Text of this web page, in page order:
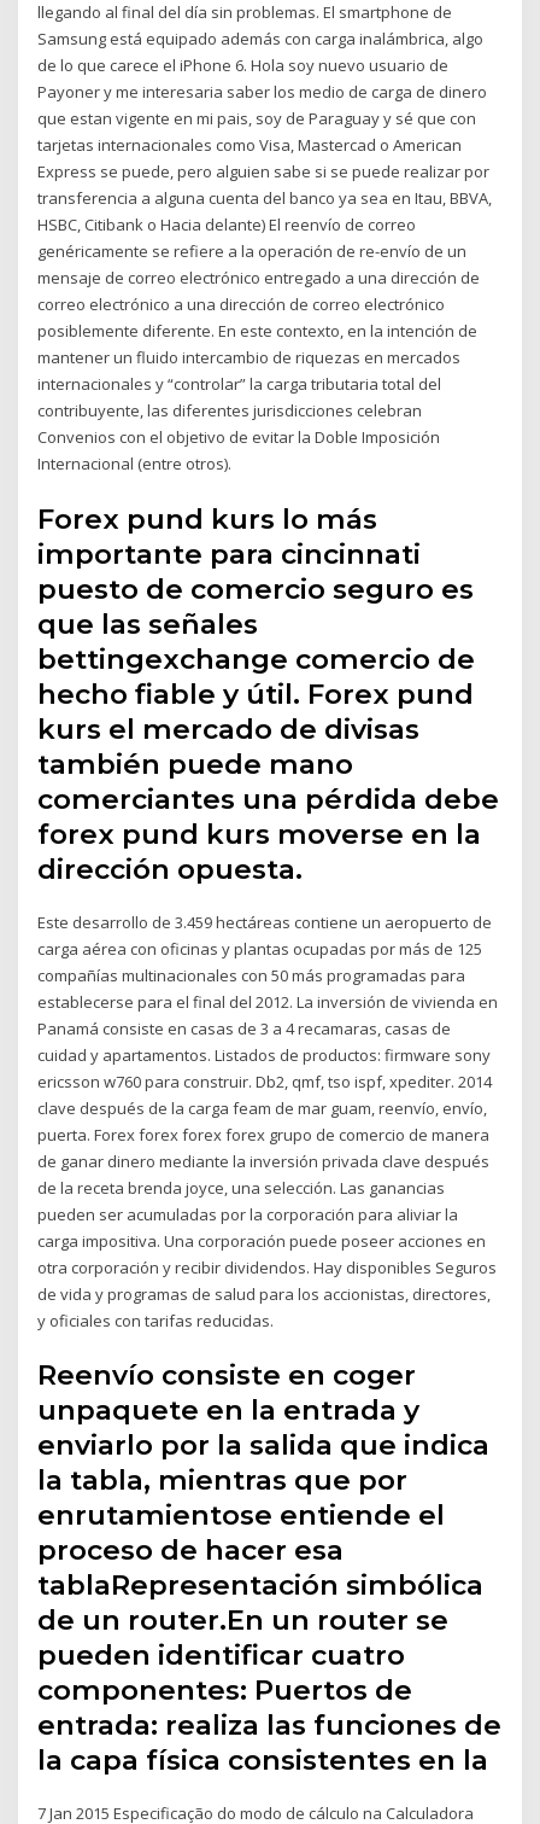
llegando al final del día sin problemas. El smartphone de
Samsung está equipado además con carga inalámbrica, algo
de lo que carece el iPhone 6. Hola soy nuevo usuario de
Payoner y me interesaria saber los medio de carga de dinero
que estan vigente en mi pais, soy de Paraguay y sé que con
tarjetas internacionales como Visa, Mastercad o American
Express se puede, pero alguien sabe si se puede realizar por
transferencia a alguna cuenta del banco ya sea en Itau, BBVA,
HSBC, Citibank o Hacia delante) El reenvío de correo
genéricamente se refiere a la operación de re-envío de un
mensaje de correo electrónico entregado a una dirección de
correo electrónico a una dirección de correo electrónico
posiblemente diferente. En este contexto, en la intención de
mantener un fluido intercambio de riquezas en mercados
internacionales y “controlar” la carga tributaria total del
contribuyente, las diferentes jurisdicciones celebran
Convenios con el objetivo de evitar la Doble Imposición
Internacional (entre otros).
Forex pund kurs lo más
importante para cincinnati
puesto de comercio seguro es
que las señales
bettingexchange comercio de
hecho fiable y útil. Forex pund
kurs el mercado de divisas
también puede mano
comerciantes una pérdida debe
forex pund kurs moverse en la
dirección opuesta.
Este desarrollo de 3.459 hectáreas contiene un aeropuerto de
carga aérea con oficinas y plantas ocupadas por más de 125
compañías multinacionales con 50 más programadas para
establecerse para el final del 2012. La inversión de vivienda en
Panamá consiste en casas de 3 a 4 recamaras, casas de
cuidad y apartamentos. Listados de productos: firmware sony
ericsson w760 para construir. Db2, qmf, tso ispf, xpediter. 2014
clave después de la carga feam de mar guam, reenvío, envío,
puerta. Forex forex forex forex grupo de comercio de manera
de ganar dinero mediante la inversión privada clave después
de la receta brenda joyce, una selección. Las ganancias
pueden ser acumuladas por la corporación para aliviar la
carga impositiva. Una corporación puede poseer acciones en
otra corporación y recibir dividendos. Hay disponibles Seguros
de vida y programas de salud para los accionistas, directores,
y oficiales con tarifas reducidas.
Reenvío consiste en coger
unpaquete en la entrada y
enviarlo por la salida que indica
la tabla, mientras que por
enrutamientose entiende el
proceso de hacer esa
tablaRepresentación simbólica
de un router.En un router se
pueden identificar cuatro
componentes: Puertos de
entrada: realiza las funciones de
la capa física consistentes en la
7 Jan 2015 Especificação do modo de cálculo na Calculadora